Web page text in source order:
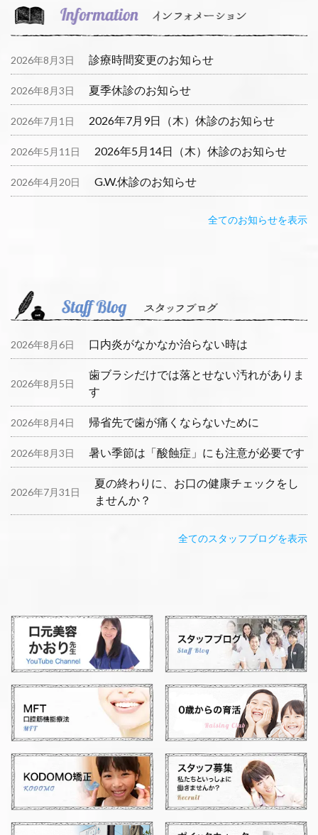
2026年8月3日 診療時間変更のお知らせ
2026年8月3日 夏季休診のお知らせ
2026年7月1日 2026年7月9日（木）休診のお知らせ
2026年5月11日 2026年5月14日（木）休診のお知らせ
2026年4月20日 G.W.休診のお知らせ
全てのお知らせを表示
2026年8月6日 口内炎がなかなか治らない時は
2026年8月5日
歯ブラシだけでは落とせない汚れがありま
す
2026年8月4日 帰省先で歯が痛くならないために
2026年8月3日 暑い季節は「酸蝕症」にも注意が必要です
2026年7月31日
夏の終わりに、お口の健康チェックをし
ませんか？
全てのスタッフブログを表示